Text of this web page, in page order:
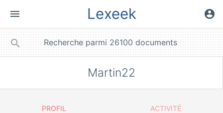
menu Lexeek account_circle
search
Martin22
PROFIL ACTIVITÉ